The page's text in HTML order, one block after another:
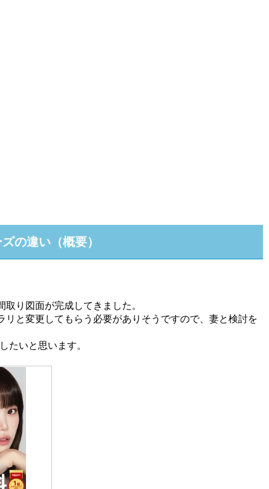
の違い（概要）
り図面が完成してきました。
リと変更してもらう必要がありそうですので、妻と検討を
たいと思います。